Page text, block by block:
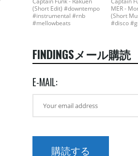
(Short Edit) #downtempo
#instrumental #rnb
#mellowbeats
MER -
(Short
#disco
FINDINGSメール購読
E-MAIL: